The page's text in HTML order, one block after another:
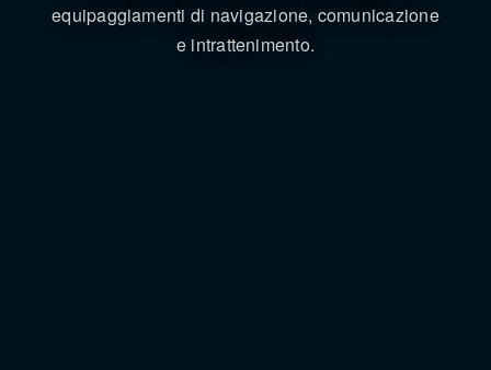
equipaggiamenti di navigazione, comunicazione
e intrattenimento.